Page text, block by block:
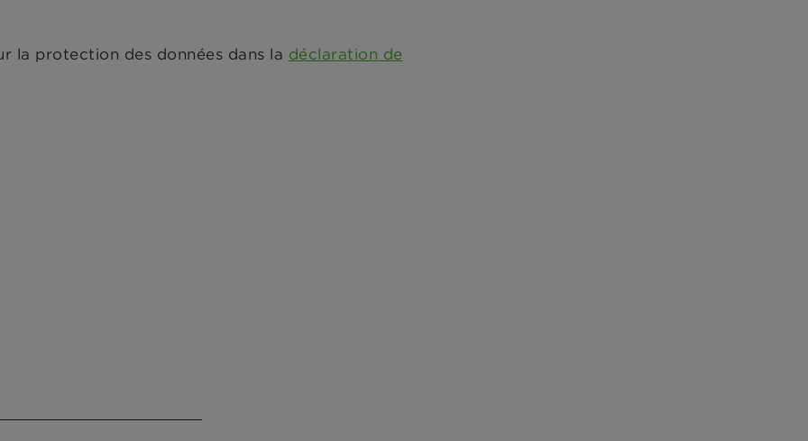
la protection des données dans la déclaration de